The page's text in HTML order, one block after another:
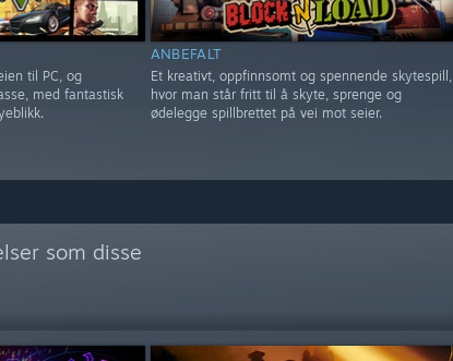
til PC, og
med fantastisk
ANBEFALT
Et kreativt, oppfinnsomt og spennende skytespill,
hvor man står fritt til å skyte, sprenge og
ødelegge spillbrettet på vei mot seier.
som disse